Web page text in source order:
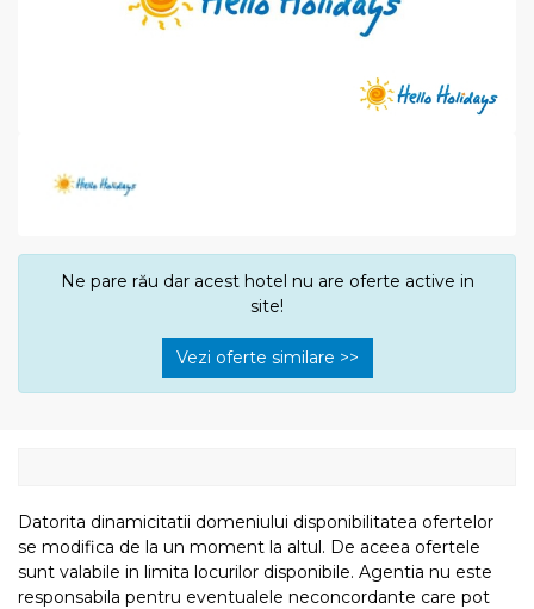
Ne pare rău dar acest hotel nu are oferte active in
site!
Vezi oferte similare >>
Datorita dinamicitatii domeniului disponibilitatea ofertelor
se modifica de la un moment la altul. De aceea ofertele
sunt valabile in limita locurilor disponibile. Agentia nu este
responsabila pentru eventualele neconcordante care pot